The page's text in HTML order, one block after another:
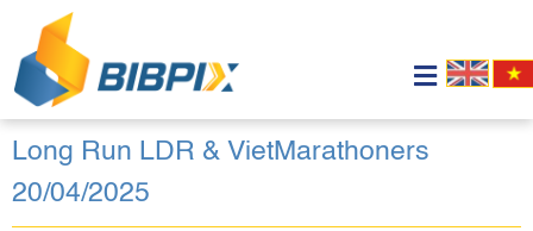
Long Run LDR & VietMarathoners
20/04/2025